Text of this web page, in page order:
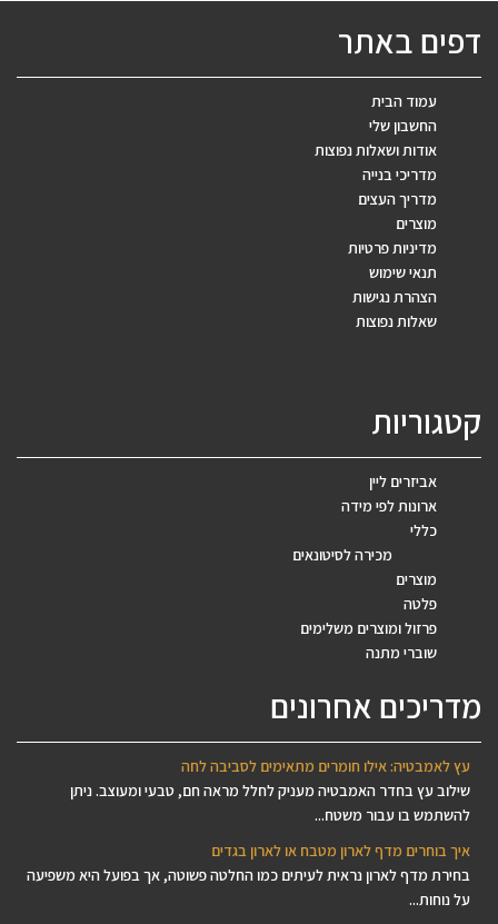
דפים באתר
עמוד הבית
החשבון שלי
אודות ושאלות נפוצות
מדריכי בנייה
מדריך העצים
מוצרים
מדיניות פרטיות
תנאי שימוש
הצהרת נגישות
שאלות נפוצות
קטגוריות
אביזרים ליין
ארונות לפי מידה
כללי
מכירה לסיטונאים
מוצרים
פלטה
פרזול ומוצרים משלימים
שוברי מתנה
מדריכים אחרונים
עץ לאמבטיה: אילו חומרים מתאימים לסביבה לחה
שילוב עץ בחדר האמבטיה מעניק לחלל מראה חם, טבעי ומעוצב. ניתן
להשתמש בו עבור משטח...
איך בוחרים מדף לארון מטבח או לארון בגדים
בחירת מדף לארון נראית לעיתים כמו החלטה פשוטה, אך בפועל היא משפיעה
על נוחות...